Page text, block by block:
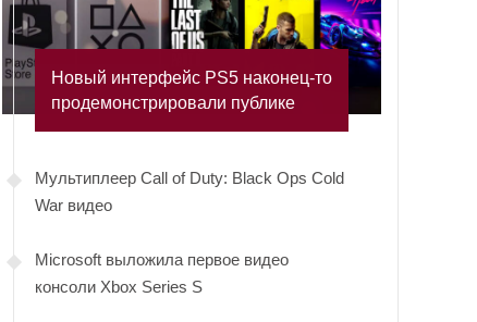
Новый интерфейс PS5 наконец-то
продемонстрировали публике
Мультиплеер Call of Duty: Black Ops Cold
War видео
Microsoft выложила первое видео
консоли Xbox Series S